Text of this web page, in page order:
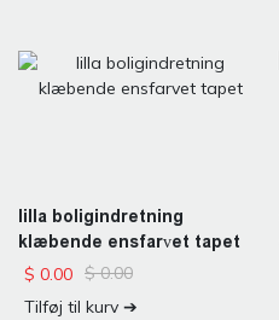
lilla boligindretning
klæbende ensfarvet tapet
$ 0.00 $0.00
Tilføj til kurv ➔